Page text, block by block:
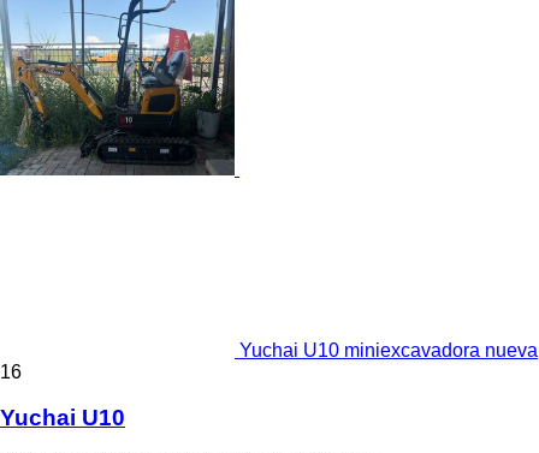
Yuchai U10 miniexcavadora nueva
16
Yuchai U10